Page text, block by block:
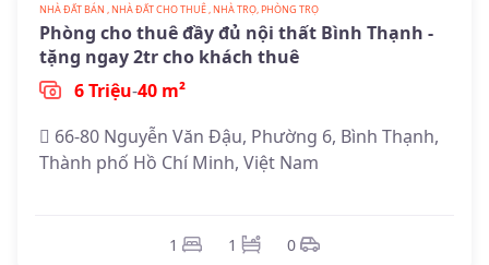
NHÀ ĐẤT BÁN , NHÀ ĐẤT CHO THUÊ , NHÀ TRỌ, PHÒNG TRỌ
Phòng cho thuê đầy đủ nội thất Bình Thạnh -
tặng ngay 2tr cho khách thuê
6 Triệu-40 m²
66-80 Nguyễn Văn Đậu, Phường 6, Bình Thạnh,
Thành phố Hồ Chí Minh, Việt Nam
1 1 0